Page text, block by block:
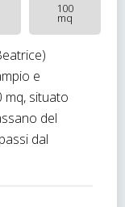
100
mq
e
mq, situato
del
dal